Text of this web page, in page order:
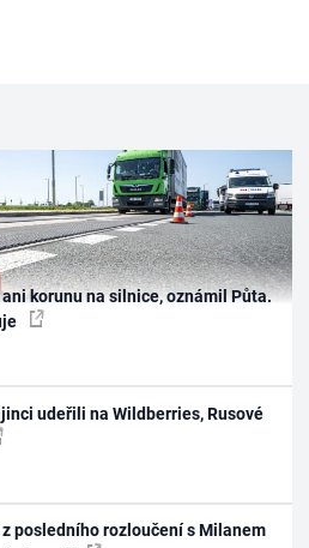
korunu na silnice, oznámil Půta.
udeřili na Wildberries, Rusové
posledního rozloučení s Milanem